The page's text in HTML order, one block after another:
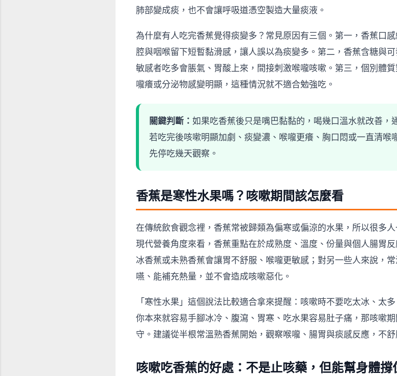
肺部變成痰，也不會讓呼吸道憑空製造大量痰液。
為什麼有人吃完香蕉覺得痰變多？常見原因有三個。第一，香蕉口
腔與咽喉留下短暫黏滑感，讓人誤以為痰變多。第二，香蕉含糖與
敏感者吃多會脹氣、胃酸上來，間接刺激喉嚨咳嗽。第三，個別體
嚨癢或分泌物感變明顯，這種情況就不適合勉強吃。
關鍵判斷： 如果吃香蕉後只是嘴巴黏黏的，喝幾口溫水就改善，
若吃完後咳嗽明顯加劇、痰變濃、喉嚨更癢、胸口悶或一直清喉
先停吃幾天觀察。
香蕉是寒性水果嗎？咳嗽期間該怎麼看
在傳統飲食觀念裡，香蕉常被歸類為偏寒或偏涼的水果，所以很多
現代營養角度來看，香蕉重點在於成熟度、溫度、份量與個人腸胃反
冰香蕉或未熟香蕉會讓胃不舒服、喉嚨更敏感；對另一些人來說，
嚥、能補充熱量，並不會造成咳嗽惡化。
「寒性水果」這個說法比較適合拿來提醒：咳嗽時不要吃太冰、太
你本來就容易手腳冰冷、腹瀉、胃寒、吃水果容易肚子痛，那咳嗽
守。建議從半根常溫熟香蕉開始，觀察喉嚨、腸胃與痰感反應，不舒
咳嗽吃香蕉的好處：不是止咳藥，但能幫身體撐